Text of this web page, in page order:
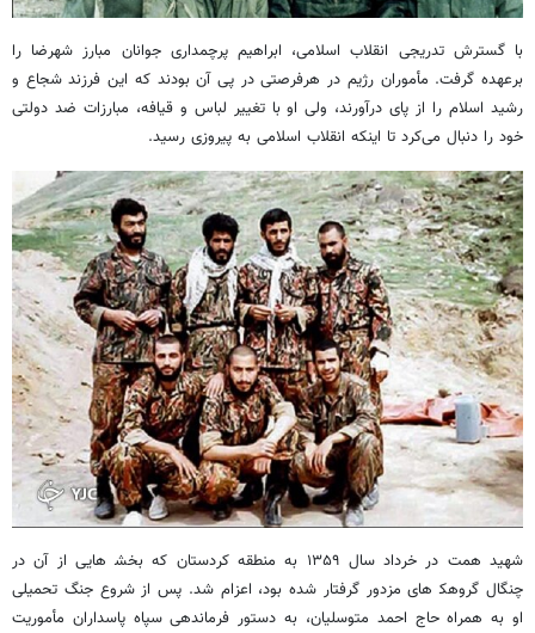
با گسترش تدریجی انقلاب اسلامی، ابراهیم پرچمداری جوانان مبارز شهرضا را
برعهده گرفت. مأموران رژیم در هرفرصتی در پی آن بودند که این فرزند شجاع و
رشید اسلام را از پای درآورند، ولی او با تغییر لباس و قیافه، مبارزات ضد دولتی
خود را دنبال می‌کرد تا اینکه انقلاب اسلامی به پیروزی رسید.
شهید همت در خرداد سال ۱۳۵۹ به منطقه کردستان که بخش‍ هایی از آن در
چنگال گروهک‍ های مزدور گرفتار شده بود، اعزام شد. پس از شروع جنگ تحمیلی
او به‌ همراه حاج احمد متوسلیان، به دستور فرماندهی سپاه پاسداران مأموریت